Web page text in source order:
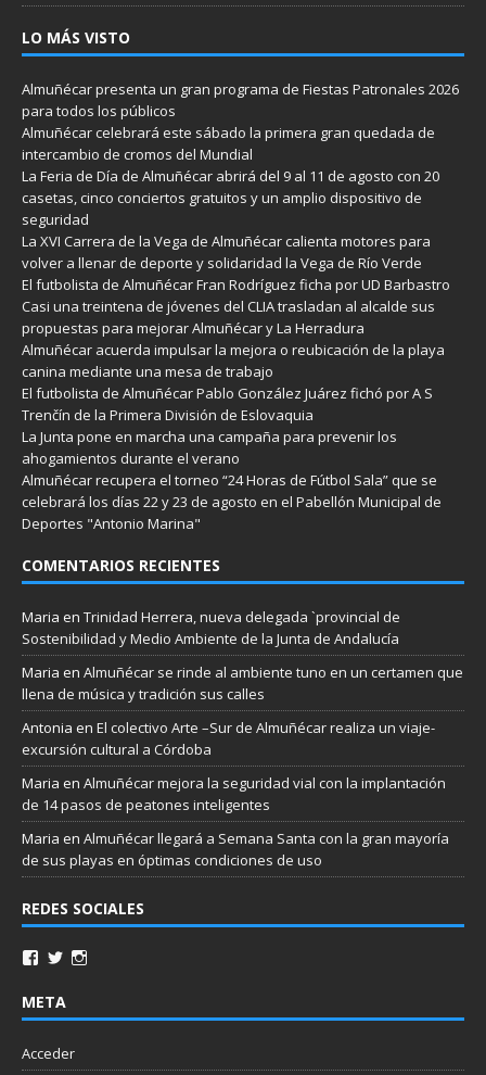
LO MÁS VISTO
Almuñécar presenta un gran programa de Fiestas Patronales 2026
para todos los públicos
Almuñécar celebrará este sábado la primera gran quedada de
intercambio de cromos del Mundial
La Feria de Día de Almuñécar abrirá del 9 al 11 de agosto con 20
casetas, cinco conciertos gratuitos y un amplio dispositivo de
seguridad
La XVI Carrera de la Vega de Almuñécar calienta motores para
volver a llenar de deporte y solidaridad la Vega de Río Verde
El futbolista de Almuñécar Fran Rodríguez ficha por UD Barbastro
Casi una treintena de jóvenes del CLIA trasladan al alcalde sus
propuestas para mejorar Almuñécar y La Herradura
Almuñécar acuerda impulsar la mejora o reubicación de la playa
canina mediante una mesa de trabajo
El futbolista de Almuñécar Pablo González Juárez fichó por A S
Trenčín de la Primera División de Eslovaquia
La Junta pone en marcha una campaña para prevenir los
ahogamientos durante el verano
Almuñécar recupera el torneo “24 Horas de Fútbol Sala” que se
celebrará los días 22 y 23 de agosto en el Pabellón Municipal de
Deportes "Antonio Marina"
COMENTARIOS RECIENTES
Maria en Trinidad Herrera, nueva delegada `provincial de
Sostenibilidad y Medio Ambiente de la Junta de Andalucía
Maria en Almuñécar se rinde al ambiente tuno en un certamen que
llena de música y tradición sus calles
Antonia en El colectivo Arte –Sur de Almuñécar realiza un viaje-
excursión cultural a Córdoba
Maria en Almuñécar mejora la seguridad vial con la implantación
de 14 pasos de peatones inteligentes
Maria en Almuñécar llegará a Semana Santa con la gran mayoría
de sus playas en óptimas condiciones de uso
REDES SOCIALES
META
Acceder